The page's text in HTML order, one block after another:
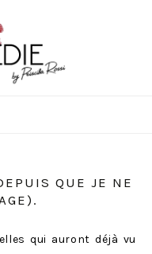
QUE JE NE
qui auront déjà vu